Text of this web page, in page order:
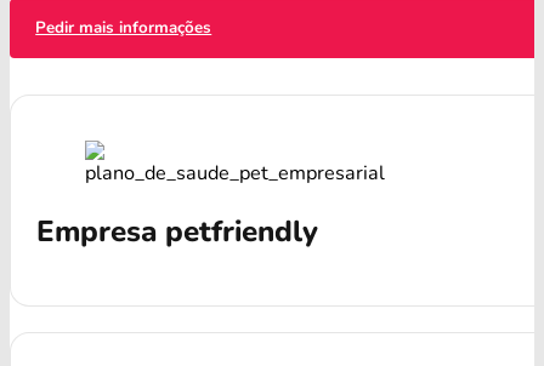
Pedir mais informações
Empresa petfriendly